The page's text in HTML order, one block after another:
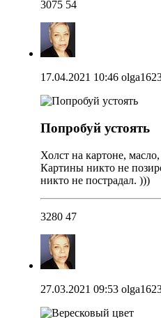
3075 54
17.04.2021 10:46
Попробуй устоять
Холст на картоне,
Картины никто не
никто не пострадал. )))
3280 47
27.03.2021 09:53